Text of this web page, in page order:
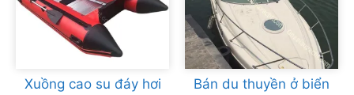
Xuồng cao su đáy hơi
Bán du thuyền ở biển